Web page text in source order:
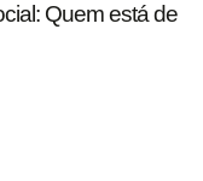
Quem está de